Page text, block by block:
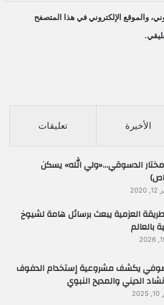
والموقع الإلكتروني في هذا المتصفح
الأخيرة تعليقات
الدسوقي…«ولي الله» يسكن
العزمية يبعث برسائل هامة لشيوخ
بالعالم
يكشف مشروعية إستخدام الدفوف
الديني والمديح النبوي